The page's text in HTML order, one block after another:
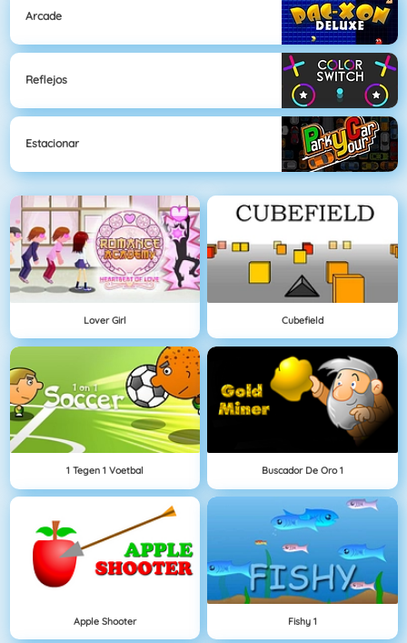
Arcade
Reflejos
Estacionar
Lover Girl Cubefield
1 Tegen 1 Voetbal Buscador De Oro 1
Apple Shooter Fishy 1